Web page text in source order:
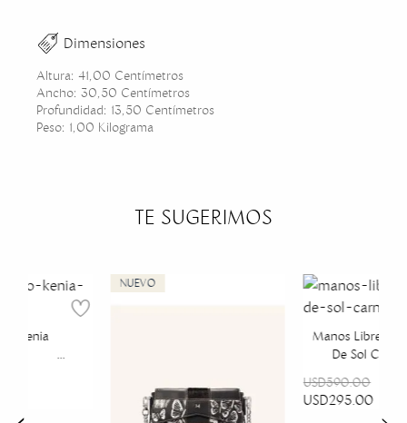
Dimensiones
Altura: 41,00 Centímetros
Ancho: 30,50 Centímetros
Profundidad: 13,50 Centímetros
Peso: 1,00 Kilograma
TE SUGERIMOS
Kenia
Manos Libres
De Sol
USD590.00
USD295.00